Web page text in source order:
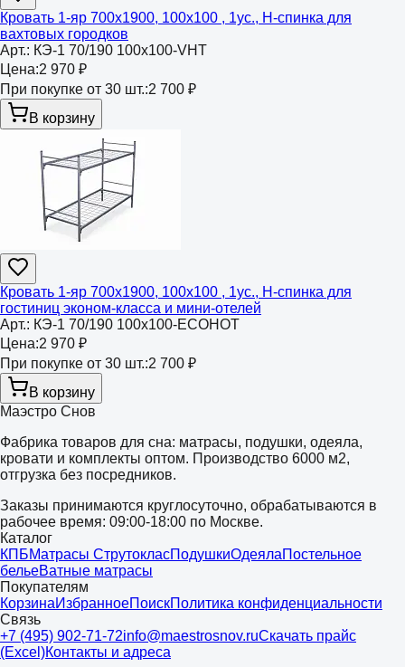
Кровать 1-яр 700х1900, 100х100 , 1ус., Н-спинка для
вахтовых городков
Арт.: КЭ-1 70/190 100х100-VHT
Цена:2 970 ₽
При покупке от 30 шт.:2 700 ₽
В корзину
Кровать 1-яр 700х1900, 100х100 , 1ус., Н-спинка для
гостиниц эконом-класса и мини-отелей
Арт.: КЭ-1 70/190 100х100-ECOHOT
Цена:2 970 ₽
При покупке от 30 шт.:2 700 ₽
В корзину
Маэстро Снов
Фабрика товаров для сна: матрасы, подушки, одеяла,
кровати и комплекты оптом. Производство 6000 м2,
отгрузка без посредников.
Заказы принимаются круглосуточно, обрабатываются в
рабочее время: 09:00-18:00 по Москве.
Каталог
КПБМатрасы СтрутокласПодушкиОдеялаПостельное
бельеВатные матрасы
Покупателям
КорзинаИзбранноеПоискПолитика конфиденциальности
Связь
+7 (495) 902-71-72info@maestrosnov.ruСкачать прайс
(Excel)Контакты и адреса